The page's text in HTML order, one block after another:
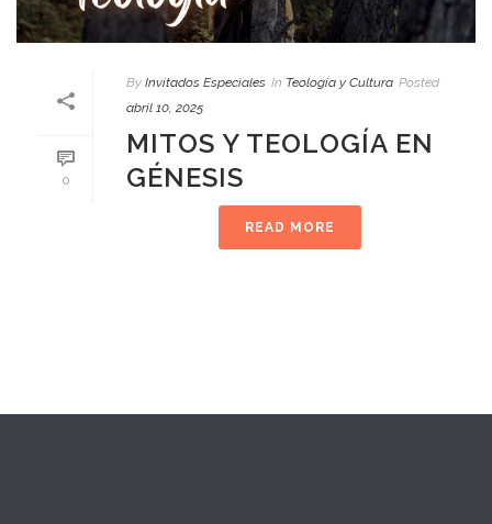
0
By Invitados Especiales In Teología y Cultura Posted
abril 10, 2025
MITOS Y TEOLOGÍA EN
GÉNESIS
READ MORE